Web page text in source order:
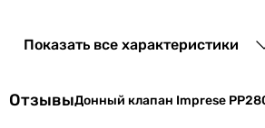
Показать все характеристики
ОтзывыДонный клапан Imprese